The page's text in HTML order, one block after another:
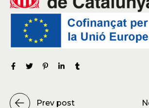
Prev post